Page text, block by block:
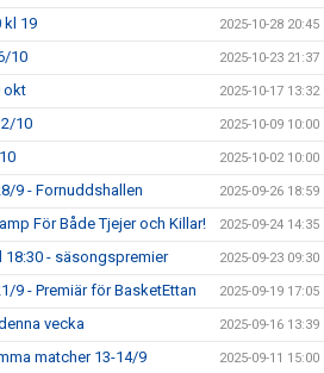
kl 19 2025-10-28 20:45
10 2025-10-23 21:37
okt 2025-10-17 13:32
10 2025-10-09 10:00
2025-10-02 10:00
9 - Fornuddshallen 2025-09-26 18:59
För Både Tjejer och Killar! 2025-09-24 14:35
- säsongspremier 2025-09-23 09:30
9 - Premiär för BasketEttan 2025-09-19 17:05
vecka 2025-09-16 13:39
matcher 13-14/9 2025-09-11 15:00